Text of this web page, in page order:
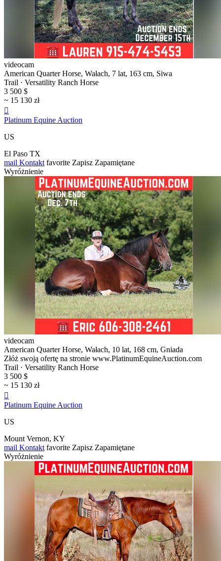
videocam
American Quarter Horse, Wałach, 7 lat, 163 cm, Siwa
Trail · Versatility Ranch Horse
3 500 $
~ 15 130 zł

Platinum Equine Auction
US
El Paso TX
mail Kontakt favorite Zapisz Zapamiętane
Wyróżnienie
videocam
American Quarter Horse, Wałach, 10 lat, 168 cm, Gniada
Złóż swoją ofertę na stronie www.PlatinumEquineAuction.com
Trail · Versatility Ranch Horse
3 500 $
~ 15 130 zł

Platinum Equine Auction
US
Mount Vernon, KY
mail Kontakt favorite Zapisz Zapamiętane
Wyróżnienie